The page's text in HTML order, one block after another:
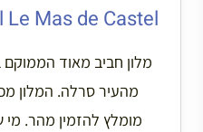
Le Mas de Castel
מלון חביב מאוד
מומלץ להזמין מהר. מי